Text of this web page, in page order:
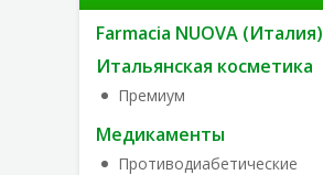
Farmacia NUOVA (Италия)
Итальянская косметика
Премиум
Медикаменты
Противодиабетические